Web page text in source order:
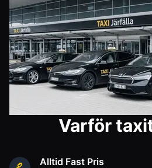
Varför
Alltid Fast Pris